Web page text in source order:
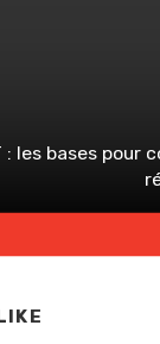
: les bases pour